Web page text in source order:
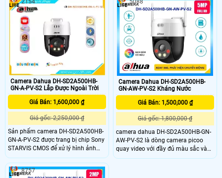
có thiết kế có thể nhìn có màu ban
đêm bằng đèn LeD trợ sáng
đến cho người dùng chất lượng hình
ảnh sắc nét và chân thực. Đặc biệt,
khả năng xem ban đêm Full Color
trong khoảng cách 30m là điểm
nhấn đáng chú ý của Camera này
Camera Dahua DH-SD2A500HB-
GN-A-PV-S2 Lắp Được Ngoài Trời
Giá Bán: 1,600,000 ₫
Giá gốc: 2,250,000 ₫
Sản phẩm camera DH-SD2A500HB-
GN-A-PV-S2 được trang bị chip Sony
STARVIS CMOS để xử lý hình ảnh
hiệu quả. Đặc biệt, chất lượng hình
ảnh ban đêm với khả năng Full
Color lên đến 30m, cho hình ảnh sắc
2154
Camera Dahua DH-SD2A500HB-
GN-AW-PV-S2 Kháng Nước
Giá Bán: 1,500,000 ₫
Giá gốc: 1,800,000 ₫
camera dahua DH-SD2A500HB-GN-
AW-PV-S2 là dòng camera picoo
quay video với đầy đủ màu sắc và
sử dụng đèn chiếu sáng kép thông
5088
8757